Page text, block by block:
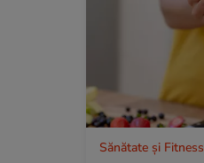
Sănătate și Fitness